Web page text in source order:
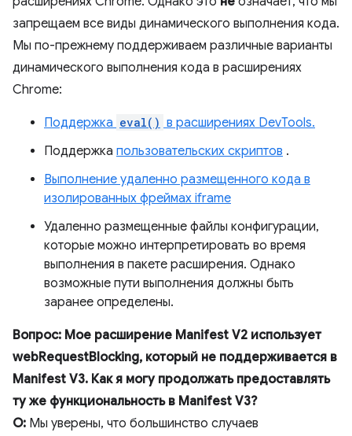
запрещаем все виды динамического выполнения кода.
Мы по-прежнему поддерживаем различные варианты
динамического выполнения кода в расширениях
Chrome:
Поддержка eval() в расширениях DevTools.
Поддержка пользовательских скриптов .
Выполнение удаленно размещенного кода в
изолированных фреймах iframe
Удаленно размещенные файлы конфигурации,
которые можно интерпретировать во время
выполнения в пакете расширения. Однако
возможные пути выполнения должны быть
заранее определены.
Вопрос: Мое расширение Manifest V2 использует
webRequestBlocking, который не поддерживается в
Manifest V3. Как я могу продолжать предоставлять
ту же функциональность в Manifest V3?
О: Мы уверены, что большинство случаев